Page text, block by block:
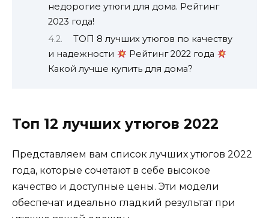
недорогие утюги для дома. Рейтинг
2023 года!
ТОП 8 лучших утюгов по качеству
и надежности
Рейтинг 2022 года
Какой лучше купить для дома?
Топ 12 лучших утюгов 2022
Представляем вам список лучших утюгов 2022
года, которые сочетают в себе высокое
качество и доступные цены. Эти модели
обеспечат идеально гладкий результат при